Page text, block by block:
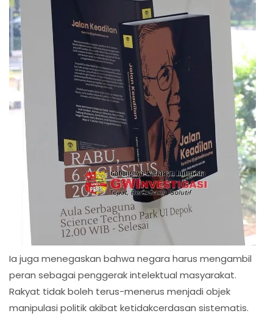
Ia juga menegaskan bahwa negara harus mengambil
peran sebagai penggerak intelektual masyarakat.
Rakyat tidak boleh terus-menerus menjadi objek
manipulasi politik akibat ketidakcerdasan sistematis.